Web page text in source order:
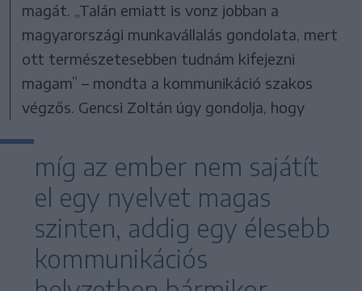
magát. „Talán emiatt is vonz jobban a
magyarországi munkavállalás gondolata, mert
ott természetesebben tudnám kifejezni
magam” – mondta a kommunikáció szakos
végzős. Gencsi Zoltán úgy gondolja, hogy
míg az ember nem sajátít
el egy nyelvet magas
szinten, addig egy élesebb
kommunikációs